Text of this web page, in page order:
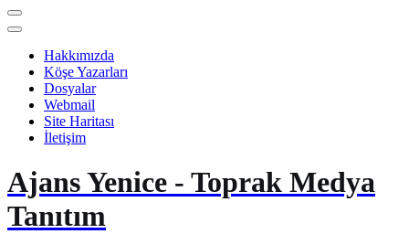
Hakkımızda
Köşe Yazarları
Dosyalar
Webmail
Site Haritası
İletişim
Ajans Yenice - Toprak Medya
Tanıtım